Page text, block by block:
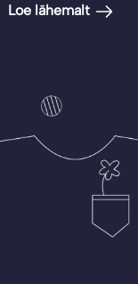
Loe lähemalt